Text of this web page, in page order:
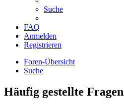
Suche
FAQ
Anmelden
Registrieren
Foren-Übersicht
Suche
Häufig gestellte Fragen